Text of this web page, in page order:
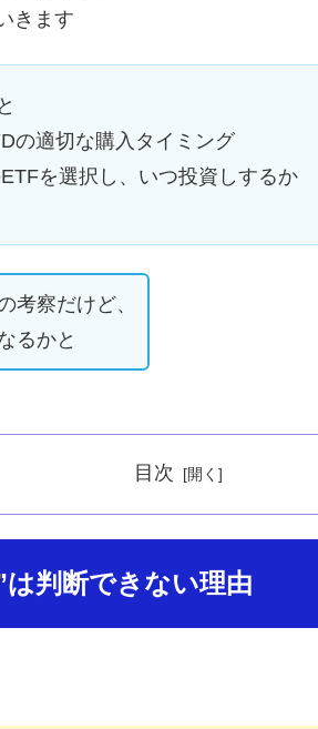
きます
の適切な購入タイミング
を選択し、いつ投資しするか
考察だけど、
るかと
目次
判断できない理由